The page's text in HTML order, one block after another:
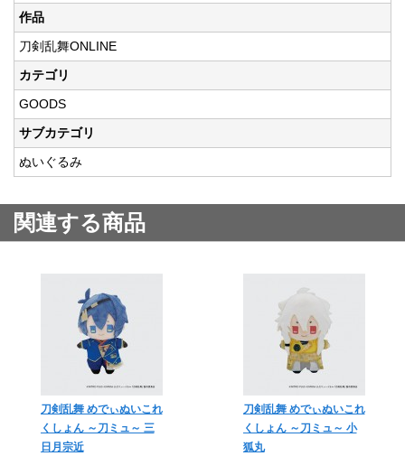
作品
刀剣乱舞ONLINE
カテゴリ
GOODS
サブカテゴリ
ぬいぐるみ
関連する商品
刀剣乱舞 めでぃぬいこれ
くしょん ～刀ミュ～ 三
日月宗近
刀剣乱舞 めでぃぬいこれ
くしょん ～刀ミュ～ 小
狐丸